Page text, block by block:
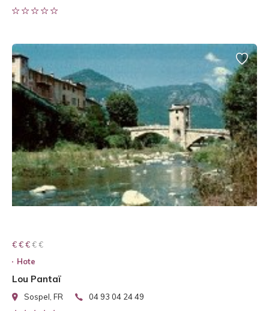
€ € € € €
€ € €
Hote
Lou Pantaï
Sospel, FR 04 93 04 24 49